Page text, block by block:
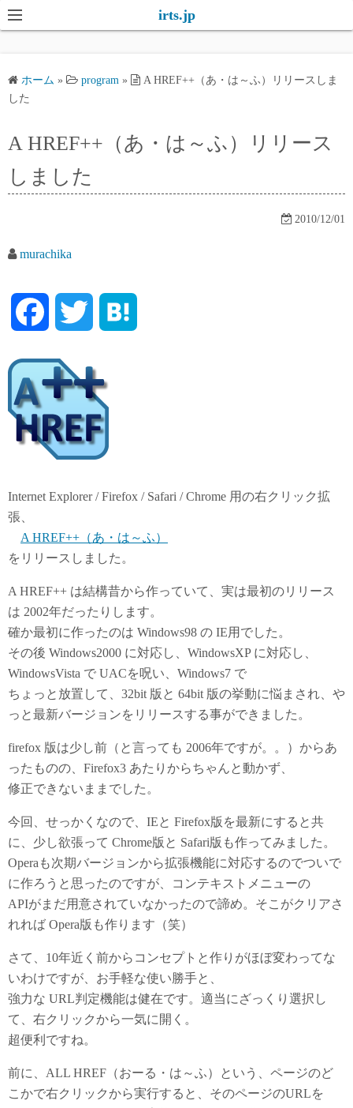
コ
ン
ツ
キ
プ
irts.jp
ホーム » program »
A HREF++（あ・は～ふ）リリースしま
した
A HREF++（あ・は～ふ）リリース
しました
2010/12/01
murachika
c
e
o
o
i
t
t
e
r
a
Internet Explorer / Firefox / Safari / Chrome 用の右クリック拡
張、
A HREF++（あ・は～ふ）
をリリースしました。
A HREF++ は結構昔から作っていて、実は最初のリリース
は 2002年だったりします。
確か最初に作ったのは Windows98 の IE用でした。
その後 Windows2000 に対応し、WindowsXP に対応し、
WindowsVista で UACを呪い、Windows7 で
ちょっと放置して、32bit 版と 64bit 版の挙動に悩まされ、や
っと最新バージョンをリリースする事ができました。
firefox 版は少し前（と言っても 2006年ですが。。）からあ
ったものの、Firefox3 あたりからちゃんと動かず、
修正できないままでした。
今回、せっかくなので、IEと Firefox版を最新にすると共
に、少し欲張って Chrome版と Safari版も作ってみました。
Operaも次期バージョンから拡張機能に対応するのでついで
に作ろうと思ったのですが、コンテキストメニューの
APIがまだ用意されていなかったので諦め。そこがクリアさ
れれば Opera版も作ります（笑）
さて、10年近く前からコンセプトと作りがほぼ変わってな
いわけですが、お手軽な使い勝手と、
強力な URL判定機能は健在です。適当にざっくり選択し
て、右クリックから一気に開く。
超便利ですね。
前に、ALL HREF（おーる・は～ふ）という、ページのど
こかで右クリックから実行すると、そのページのURLを